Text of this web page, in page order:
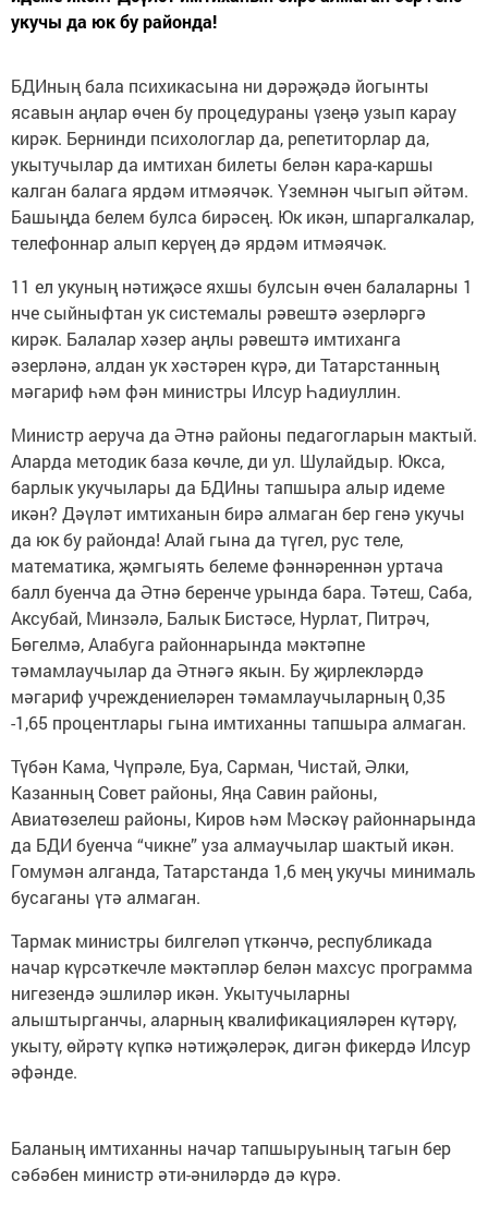
укучы да юк бу районда!
БДИның бала психикасына ни дәрәҗәдә йогынты
ясавын аңлар өчен бу процедураны үзеңә узып карау
кирәк. Бернинди психологлар да, репетиторлар да,
укытучылар да имтихан билеты белән кара-каршы
калган балага ярдәм итмәячәк. Үземнән чыгып әйтәм.
Башыңда белем булса бирәсең. Юк икән, шпаргалкалар,
телефоннар алып керүең дә ярдәм итмәячәк.
11 ел укуның нәтиҗәсе яхшы булсын өчен балаларны 1
нче сыйныфтан ук системалы рәвештә әзерләргә
кирәк. Балалар хәзер аңлы рәвештә имтиханга
әзерләнә, алдан ук хәстәрен күрә, ди Татарстанның
мәгариф һәм фән министры Илсур Һадиуллин.
Министр аеруча да Әтнә районы педагогларын мактый.
Аларда методик база көчле, ди ул. Шулайдыр. Юкса,
барлык укучылары да БДИны тапшыра алыр идеме
икән? Дәүләт имтиханын бирә алмаган бер генә укучы
да юк бу районда! Алай гына да түгел, рус теле,
математика, җәмгыять белеме фәннәреннән уртача
балл буенча да Әтнә беренче урында бара. Тәтеш, Саба,
Аксубай, Минзәлә, Балык Бистәсе, Нурлат, Питрәч,
Бөгелмә, Алабуга районнарында мәктәпне
тәмамлаучылар да Әтнәгә якын. Бу җирлекләрдә
мәгариф учреждениеләрен тәмамлаучыларның 0,35
-1,65 процентлары гына имтиханны тапшыра алмаган.
Түбән Кама, Чүпрәле, Буа, Сарман, Чистай, Әлки,
Казанның Совет районы, Яңа Савин районы,
Авиатөзелеш районы, Киров һәм Мәскәү районнарында
да БДИ буенча “чикне” уза алмаучылар шактый икән.
Гомумән алганда, Татарстанда 1,6 мең укучы минималь
бусаганы үтә алмаган.
Тармак министры билгеләп үткәнчә, республикада
начар күрсәткечле мәктәпләр белән махсус программа
нигезендә эшлиләр икән. Укытучыларны
алыштырганчы, аларның квалификацияләрен күтәрү,
укыту, өйрәтү күпкә нәтиҗәлерәк, дигән фикердә Илсур
әфәнде.
Баланың имтиханны начар тапшыруының тагын бер
сәбәбен министр әти-әниләрдә дә күрә.